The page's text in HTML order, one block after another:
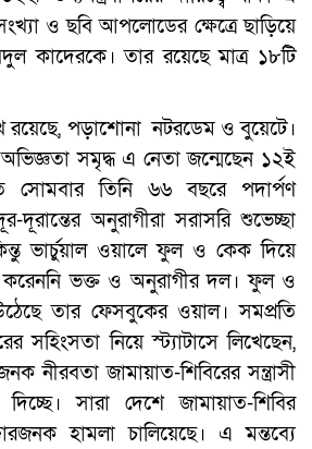
সংখ্যা ও ছবি আপলোডের ক্ষেত্রে ছাড়িয়ে
কাদেরকে। তার রয়েছে মাত্র ১৮টি
রয়েছে, পড়াশোনা নটরডেম ও বুয়েটে।
সমৃদ্ধ এ নেতা জন্মেছেন ১২ই
সোমবার তিনি ৬৬ বছরে পদার্পণ
দূরান্তের অনুরাগীরা সরাসরি শুভেচ্ছা
ভার্চুয়াল ওয়ালে ফুল ও কেক দিয়ে
করেননি ভক্ত ও অনুরাগীর দল। ফুল ও
তার ফেসবুকের ওয়াল। সমপ্রতি
সহিংসতা নিয়ে স্ট্যাটাসে লিখেছেন,
নীরবতা জামায়াত-শিবিরের সন্ত্রাসী
সারা দেশে জামায়াত-শিবির
হামলা চালিয়েছে। এ মন্তব্যে